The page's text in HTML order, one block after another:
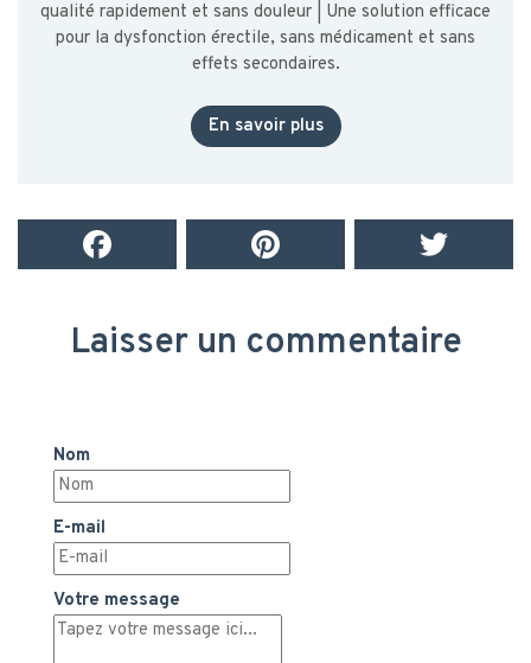
qualité rapidement et sans douleur | Une solution efficace
pour la dysfonction érectile, sans médicament et sans
effets secondaires.
En savoir plus
Laisser un commentaire
Nom
E-mail
Votre message